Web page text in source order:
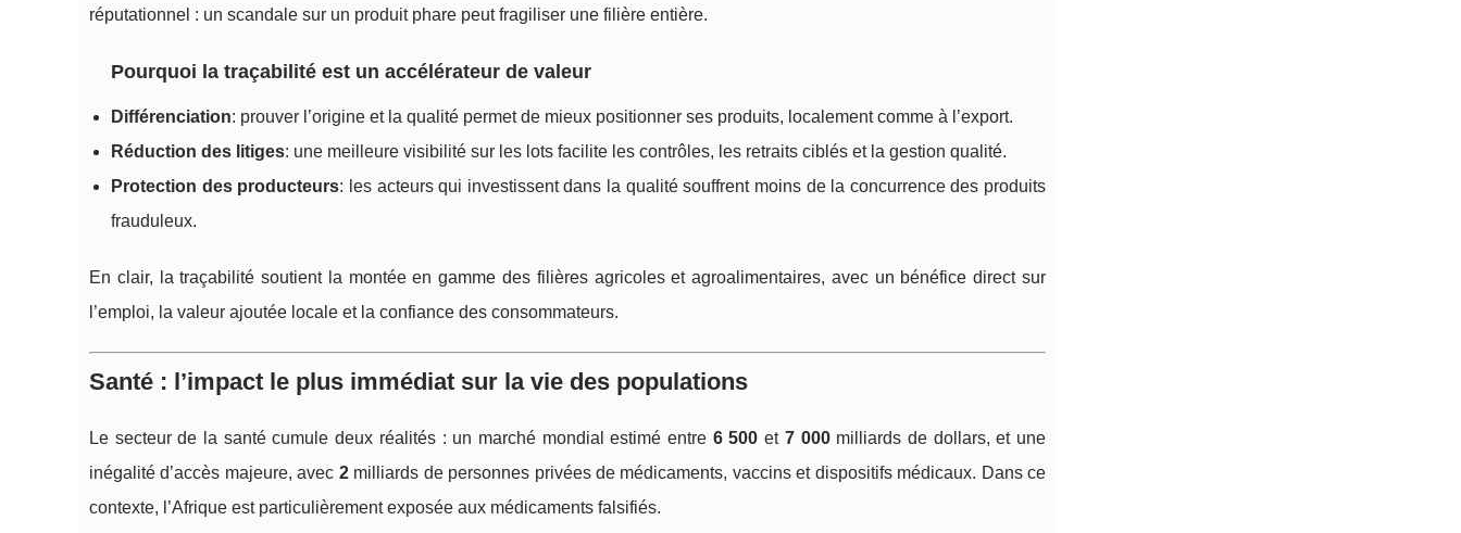
réputationnel : un scandale sur un produit phare peut fragiliser une filière entière.
Pourquoi la traçabilité est un accélérateur de valeur
Différenciation: prouver l’origine et la qualité permet de mieux positionner ses produits, localement comme à l’export.
Réduction des litiges: une meilleure visibilité sur les lots facilite les contrôles, les retraits ciblés et la gestion qualité.
Protection des producteurs: les acteurs qui investissent dans la qualité souffrent moins de la concurrence des produits
frauduleux.
En clair, la traçabilité soutient la montée en gamme des filières agricoles et agroalimentaires, avec un bénéfice direct sur
l’emploi, la valeur ajoutée locale et la confiance des consommateurs.
Santé : l’impact le plus immédiat sur la vie des populations
Le secteur de la santé cumule deux réalités : un marché mondial estimé entre 6 500 et 7 000milliards de dollars, et une
inégalité d’accès majeure, avec 2milliards de personnes privées de médicaments, vaccins et dispositifs médicaux. Dans ce
contexte, l’Afrique est particulièrement exposée aux médicaments falsifiés.